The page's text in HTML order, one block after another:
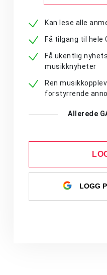
Kan lese alle
Få tilgang til hele
Få ukentlig
musikknyheter
Ren
forstyrrende
Allerede
LOGG